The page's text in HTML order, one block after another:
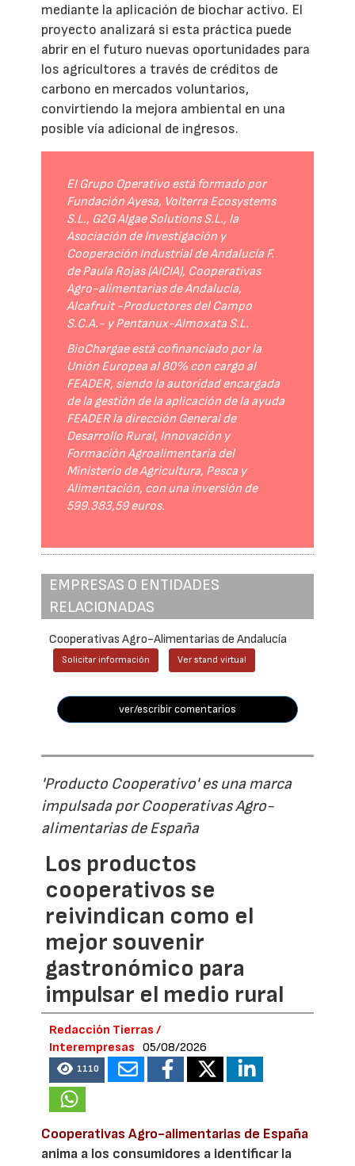
mediante la aplicación de biochar activo. El
proyecto analizará si esta práctica puede
abrir en el futuro nuevas oportunidades para
los agricultores a través de créditos de
carbono en mercados voluntarios,
convirtiendo la mejora ambiental en una
posible vía adicional de ingresos.
El Grupo Operativo está formado por
Fundación Ayesa, Volterra Ecosystems
S.L., G2G Algae Solutions S.L., la
Asociación de Investigación y
Cooperación Industrial de Andalucía F.
de Paula Rojas (AICIA), Cooperativas
Agro-alimentarias de Andalucía,
Alcafruit -Productores del Campo
S.C.A.- y Pentanux-Almoxata S.L.
BioChargae está cofinanciado por la
Unión Europea al 80% con cargo al
FEADER, siendo la autoridad encargada
de la gestión de la aplicación de la ayuda
FEADER la dirección General de
Desarrollo Rural, Innovación y
Formación Agroalimentaria del
Ministerio de Agricultura, Pesca y
Alimentación, con una inversión de
599.383,59 euros.
EMPRESAS O ENTIDADES
RELACIONADAS
Cooperativas Agro-Alimentarias de Andalucía
Solicitar información Ver stand virtual
ver/escribir comentarios
'Producto Cooperativo' es una marca
impulsada por Cooperativas Agro-
alimentarias de España
Los productos
cooperativos se
reivindican como el
mejor souvenir
gastronómico para
impulsar el medio rural
Redacción Tierras /
Interempresas
05/08/2026
1110
Cooperativas Agro-alimentarias de España
anima a los consumidores a identificar la